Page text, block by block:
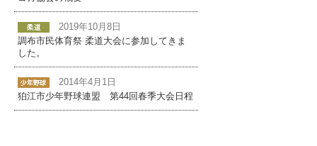
2019年10月8日
調布市民体育祭 柔道大会に参加してきま
した。
2014年4月1日
狛江市少年野球連盟 第44回春季大会日程